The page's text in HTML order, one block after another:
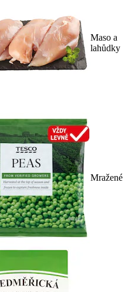
Maso a
lahůdky
Mražené